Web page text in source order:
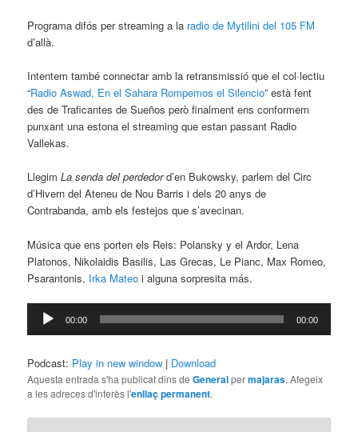
Programa difós per streaming a la radio de Mytilini del 105 FM
d’allà.
Intentem també connectar amb la retransmissió que el col·lectiu
“Radio Aswad, En el Sahara Rompemos el Silencio” està fent
des de Traficantes de Sueños però finalment ens conformem
punxant una estona el streaming que estan passant Radio
Vallekas.
LlegimLa senda del perdedord’en Bukowsky, parlem del Circ
d’Hivern del Ateneu de Nou Barris i dels 20 anys de
Contrabanda, amb els festejos que s’avecinan.
Música que ens porten els Reis: Polansky y el Ardor, Lena
Platonos, Nikolaidis Basilis, Las Grecas, Le Pianc, Max Romeo,
Psarantonis, Irka Mateo i alguna sorpresita más.
Reproductor
d'àudio
00:00 00:00
Podcast: Play in new window | Download
Aquesta entrada s'ha publicat dins deGeneralpermajaras. Afegeix
a les adreces d'interès l'enllaç permanent.